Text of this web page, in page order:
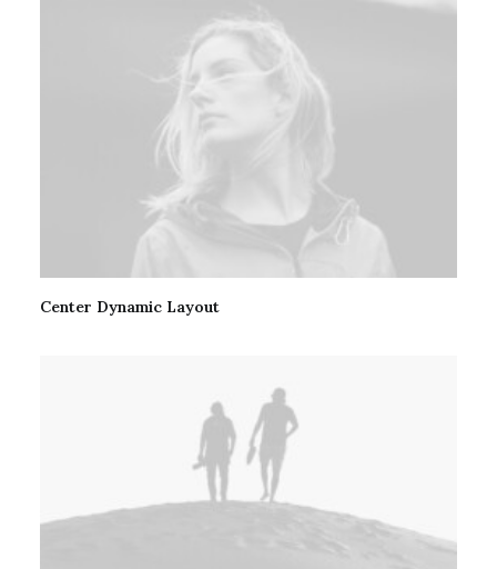
Center Dynamic Layout